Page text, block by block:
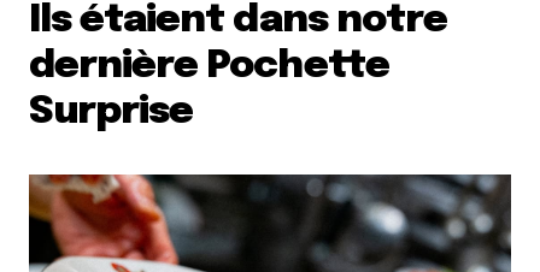
Ils étaient dans notre
dernière Pochette
Surprise